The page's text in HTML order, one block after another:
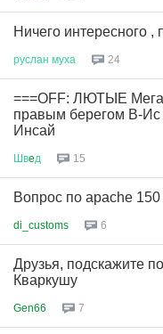
Ничего интересного ,
руслан муха 24
===OFF: ЛЮТЫЕ
правым берегом В-
Инсай
Швeд 15
Вопрос по apache 150
di_customs 6
Друзья, подскажите
Кваркушу
Gen66 7